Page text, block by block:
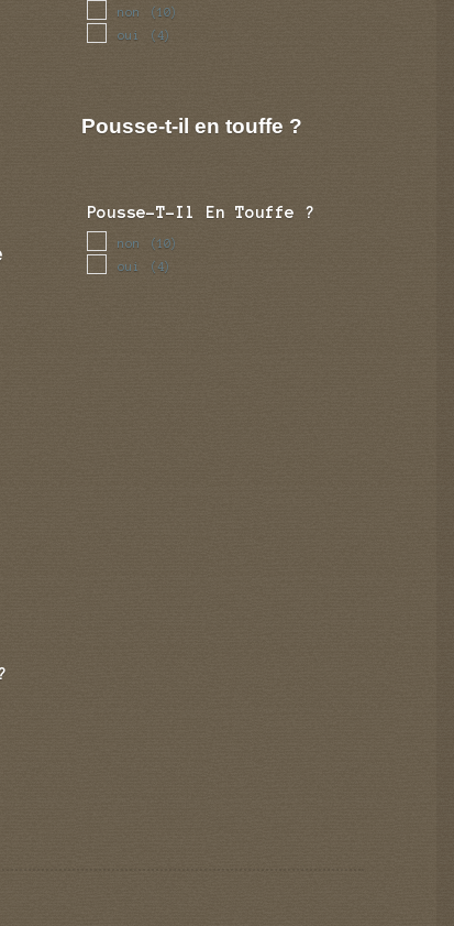
non (10)
oui (4)
Pousse-t-il en touffe ?
Pousse-T-Il En Touffe ?
non (10)
oui (4)